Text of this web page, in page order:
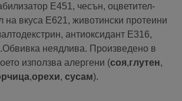
E451, чесън, оцветител-
на вкуса E621, животински протеини
антиоксидант E316,
неядлива. Произведено в
използва алергени (соя,глутен,
,орехи, сусам).